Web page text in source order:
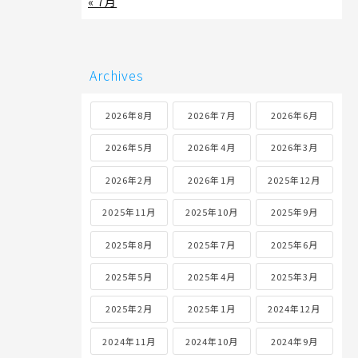
Archives
2026年8月 2026年7月 2026年6月
2026年5月 2026年4月 2026年3月
2026年2月 2026年1月 2025年12月
2025年11月 2025年10月 2025年9月
2025年8月 2025年7月 2025年6月
2025年5月 2025年4月 2025年3月
2025年2月 2025年1月 2024年12月
2024年11月 2024年10月 2024年9月